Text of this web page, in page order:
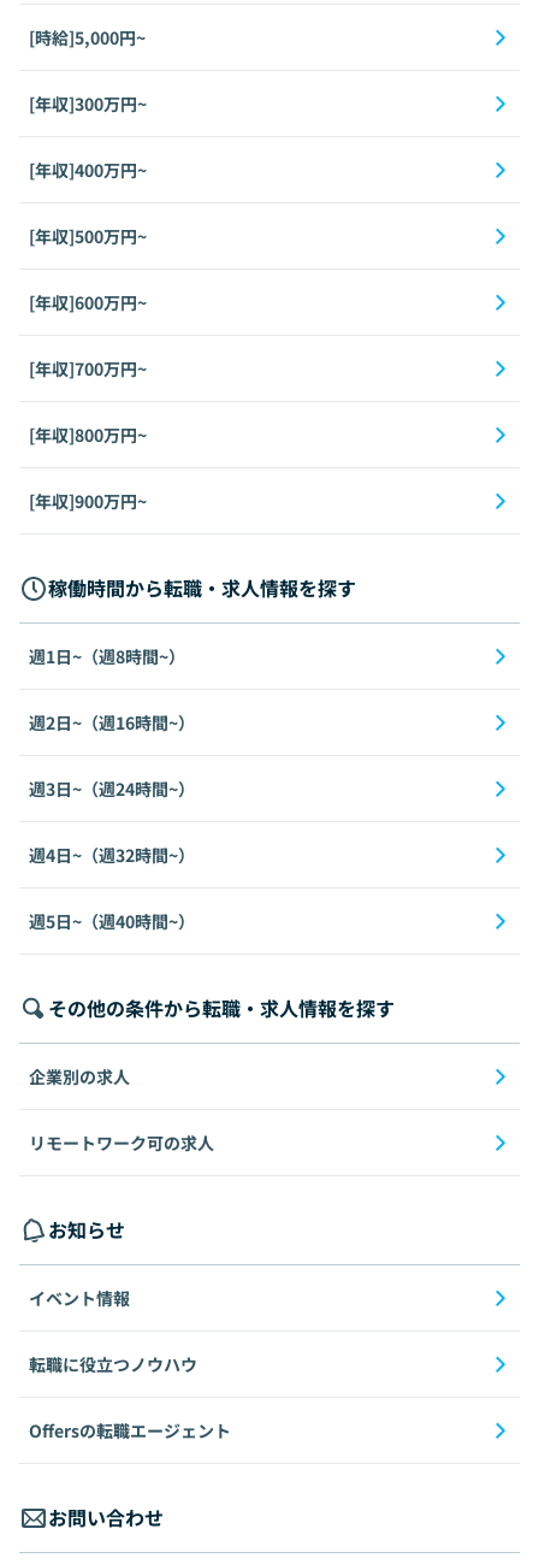
[時給]5,000円~
[年収]300万円~
[年収]400万円~
[年収]500万円~
[年収]600万円~
[年収]700万円~
[年収]800万円~
[年収]900万円~
稼働時間から転職・求人情報を探す
週1日~（週8時間~）
週2日~（週16時間~）
週3日~（週24時間~）
週4日~（週32時間~）
週5日~（週40時間~）
その他の条件から転職・求人情報を探す
企業別の求人
リモートワーク可の求人
お知らせ
イベント情報
転職に役立つノウハウ
Offersの転職エージェント
お問い合わせ